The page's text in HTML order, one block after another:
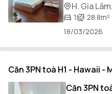
H. Gia
1
28.8m²
18/03/2026
Căn 3PN toà H1 - Hawaii
Căn 3PN